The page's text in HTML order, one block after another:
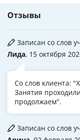
Отзывы
Лида, 15 октября
Записан со слов
Со слов клиента:
Занятия
продолжаем".
Записан со слов